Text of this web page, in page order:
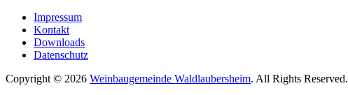
Impressum
Kontakt
Downloads
Datenschutz
Copyright © 2026 Weinbaugemeinde Waldlaubersheim. All Rights Reserved.